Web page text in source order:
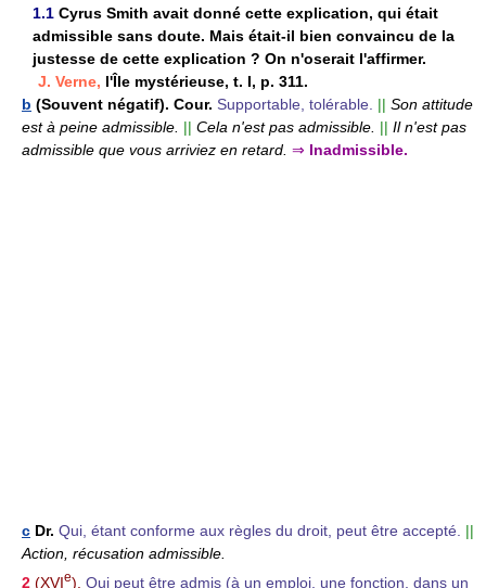
1.1 Cyrus Smith avait donné cette explication, qui était
admissible sans doute. Mais était-il bien convaincu de la
justesse de cette explication ? On n'oserait l'affirmer.
J. Verne, l'Île mystérieuse, t. I, p. 311.
b (Souvent négatif). Cour. Supportable, tolérable. || Son attitude
est à peine admissible. || Cela n'est pas admissible. || Il n'est pas
admissible que vous arriviez en retard. ⇒ Inadmissible.
c Dr. Qui, étant conforme aux règles du droit, peut être accepté. ||
Action, récusation admissible.
2 (XVIe). Qui peut être admis (à un emploi, une fonction, dans un